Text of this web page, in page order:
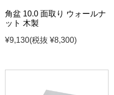
角盆 10.0 面取り ウォールナ
ット 木製
¥9,130(税抜 ¥8,300)